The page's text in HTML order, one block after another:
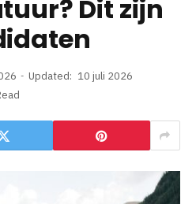
Dit zijn
Updated: 10 juli 2026